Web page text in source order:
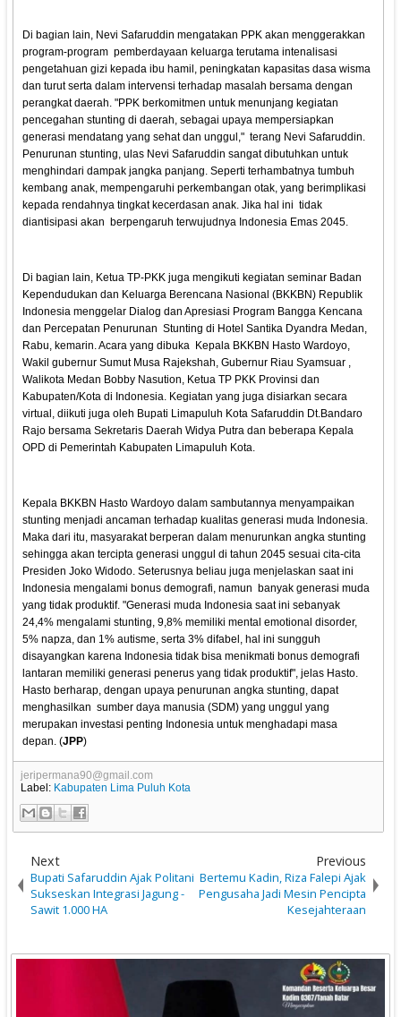
Di bagian lain, Nevi Safaruddin mengatakan PPK akan menggerakkan
program-program pemberdayaan keluarga terutama intenalisasi
pengetahuan gizi kepada ibu hamil, peningkatan kapasitas dasa wisma
dan turut serta dalam intervensi terhadap masalah bersama dengan
perangkat daerah. "PPK berkomitmen untuk menunjang kegiatan
pencegahan stunting di daerah, sebagai upaya mempersiapkan
generasi mendatang yang sehat dan unggul," terang Nevi Safaruddin.
Penurunan stunting, ulas Nevi Safaruddin sangat dibutuhkan untuk
menghindari dampak jangka panjang. Seperti terhambatnya tumbuh
kembang anak, mempengaruhi perkembangan otak, yang berimplikasi
kepada rendahnya tingkat kecerdasan anak. Jika hal ini tidak
diantisipasi akan berpengaruh terwujudnya Indonesia Emas 2045.
Di bagian lain, Ketua TP-PKK juga mengikuti kegiatan seminar Badan
Kependudukan dan Keluarga Berencana Nasional (BKKBN) Republik
Indonesia menggelar Dialog dan Apresiasi Program Bangga Kencana
dan Percepatan Penurunan Stunting di Hotel Santika Dyandra Medan,
Rabu, kemarin. Acara yang dibuka Kepala BKKBN Hasto Wardoyo,
Wakil gubernur Sumut Musa Rajekshah, Gubernur Riau Syamsuar ,
Walikota Medan Bobby Nasution, Ketua TP PKK Provinsi dan
Kabupaten/Kota di Indonesia. Kegiatan yang juga disiarkan secara
virtual, diikuti juga oleh Bupati Limapuluh Kota Safaruddin Dt.Bandaro
Rajo bersama Sekretaris Daerah Widya Putra dan beberapa Kepala
OPD di Pemerintah Kabupaten Limapuluh Kota.
Kepala BKKBN Hasto Wardoyo dalam sambutannya menyampaikan
stunting menjadi ancaman terhadap kualitas generasi muda Indonesia.
Maka dari itu, masyarakat berperan dalam menurunkan angka stunting
sehingga akan tercipta generasi unggul di tahun 2045 sesuai cita-cita
Presiden Joko Widodo. Seterusnya beliau juga menjelaskan saat ini
Indonesia mengalami bonus demografi, namun banyak generasi muda
yang tidak produktif. "Generasi muda Indonesia saat ini sebanyak
24,4% mengalami stunting, 9,8% memiliki mental emotional disorder,
5% napza, dan 1% autisme, serta 3% difabel, hal ini sungguh
disayangkan karena Indonesia tidak bisa menikmati bonus demografi
lantaran memiliki generasi penerus yang tidak produktif", jelas Hasto.
Hasto berharap, dengan upaya penurunan angka stunting, dapat
menghasilkan sumber daya manusia (SDM) yang unggul yang
merupakan investasi penting Indonesia untuk menghadapi masa
depan. (JPP)
jeripermana90@gmail.com
Label: Kabupaten Lima Puluh Kota
Next
Bupati Safaruddin Ajak Politani
Sukseskan Integrasi Jagung -
Sawit 1.000 HA
Previous
Bertemu Kadin, Riza Falepi Ajak
Pengusaha Jadi Mesin Pencipta
Kesejahteraan